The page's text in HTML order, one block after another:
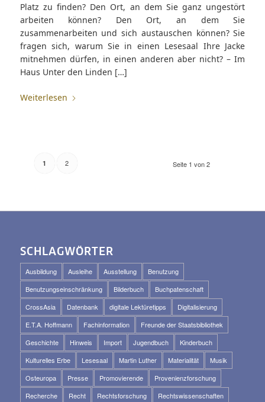
Platz zu finden? Den Ort, an dem Sie ganz ungestört
arbeiten können? Den Ort, an dem Sie
zusammenarbeiten und sich austauschen können? Sie
fragen sich, warum Sie in einen Lesesaal Ihre Jacke
mitnehmen dürfen, in einen anderen aber nicht? – Im
Haus Unter den Linden […]
Weiterlesen
Seite 1 von 2
1 2
SCHLAGWÖRTER
Ausbildung Ausleihe Ausstellung
Benutzung
Benutzungseinschränkung
Bilderbuch
Buchpatenschaft
CrossAsia
Datenbank digitale Lektüretipps
Digitalisierung
E.T.A. Hoffmann
Fachinformation
Freunde der Staatsbibliothek
Geschichte
Hinweis Import Jugendbuch
Kinderbuch
Kulturelles Erbe
Lesesaal Martin Luther Materialität
Musik
Osteuropa
Presse Promovierende
Provenienzforschung
Recherche
Recht Rechtsforschung
Rechtswissenschaften